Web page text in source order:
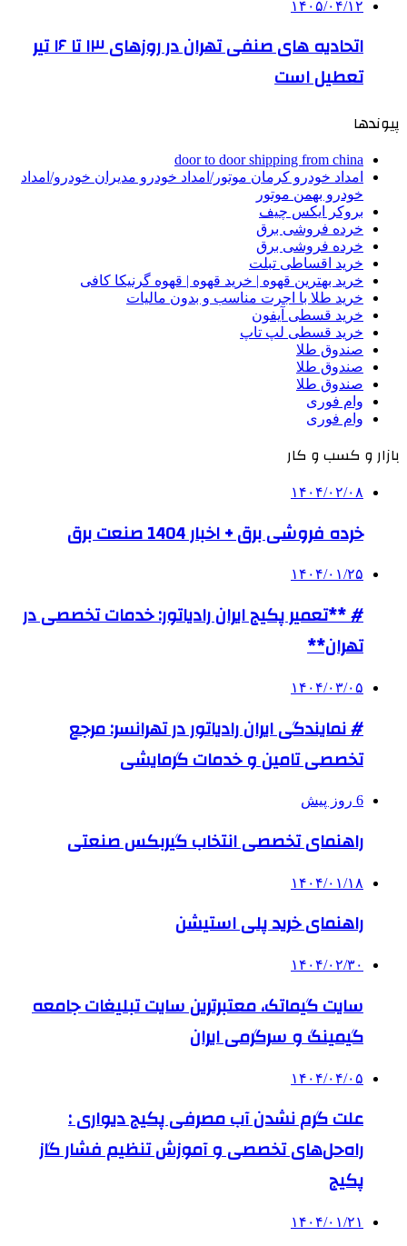
۱۴۰۵/۰۴/۱۲
اتحادیه های صنفی تهران در روزهای ۱۳ تا ۱۶ تیر
تعطیل است
پیوندها
door to door shipping from china
امداد خودرو کرمان موتور/امداد خودرو مدیران خودرو/امداد
خودرو بهمن موتور
بروکر ایکس چیف
خرده فروشی برق
خرده فروشی برق
خرید اقساطی تبلت
خرید بهترین قهوه | خرید قهوه | قهوه گرنیکا کافی
خرید طلا با اجرت مناسب و بدون مالیات
خرید قسطی آیفون
خرید قسطی لپ تاپ
صندوق طلا
صندوق طلا
صندوق طلا
وام فوری
وام فوری
بازار و کسب و کار
۱۴۰۴/۰۲/۰۸
خرده فروشی برق + اخبار 1404 صنعت برق
۱۴۰۴/۰۱/۲۵
# **تعمیر پکیج ایران رادیاتور: خدمات تخصصی در
تهران**
۱۴۰۴/۰۳/۰۵
# نمایندگی ایران رادیاتور در تهرانسر: مرجع
تخصصی تامین و خدمات گرمایشی
6 روز پیش
راهنمای تخصصی انتخاب گیربکس صنعتی
۱۴۰۴/۰۱/۱۸
راهنمای خرید پلی استیشن
۱۴۰۴/۰۲/۳۰
سایت گیماتک، معتبرترین سایت تبلیغات جامعه
گیمینگ و سرگرمی ایران
۱۴۰۴/۰۴/۰۵
علت گرم نشدن آب مصرفی پکیج دیواری :
راه‌حل‌های تخصصی و آموزش تنظیم فشار گاز
پکیج
۱۴۰۴/۰۱/۲۱